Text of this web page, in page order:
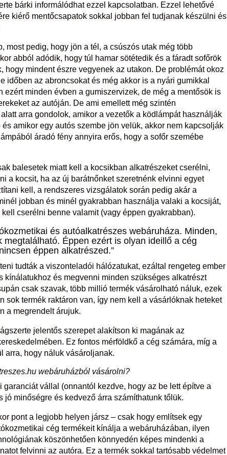
bárki informálódhat ezzel kapcsolatban. Ezzel lehetővé
kiérő mentőcsapatok sokkal jobban fel tudjanak készülni és
most pedig, hogy jön a tél, a csúszós utak még több
abból adódik, hogy túl hamar sötétedik és a fáradt sofőrök
hogy mindent észre vegyenek az utakon. De problémát okoz
időben az abroncsokat és még akkor is a nyári gumikkal
minden évben a gumiszervizek, de még a mentősök is
az autóján. De ami emellett még szintén
arra gondolok, amikor a vezetők a ködlámpát használják
amikor egy autós szembe jön velük, akkor nem kapcsolják
áradó fény annyira erős, hogy a sofőr szemébe
balesetek miatt kell a kocsikban alkatrészeket cserélni,
a kocsit, ha az új barátnőnket szeretnénk elvinni egyet
kell, a rendszeres vizsgálatok során pedig akár a
jobban és minél gyakrabban használja valaki a kocsiját,
cserélni benne valamit (vagy éppen gyakrabban).
és autóalkatrészes webáruháza. Minden,
Éppen ezért is olyan ideillő a cég
éppen alkatrészed.”
tudták a viszonteladói hálózatukat, ezáltal rengeteg ember
kínálatukhoz és megvenni minden szükséges alkatrészt
csak szavak, több millió termék vásárolható náluk, ezek
termék raktáron van, így nem kell a vásárlóknak heteket
a megrendelt árujuk.
jelentős szerepet alakítson ki magának az
Ez fontos mérföldkő a cég számára, míg a
arra, hogy náluk vásároljanak.
webáruházból vásárolni?
vállal (onnantól kezdve, hogy az be lett építve a
minőségre és kedvező árra számíthatunk tőlük.
pont a legjobb helyen jársz – csak hogy említsek egy
cég termékeit kínálja a webáruházában, ilyen
köszönhetően könnyedén képes mindenki a
felvinni az autóra. Ez a termék sokkal tartósabb védelmet